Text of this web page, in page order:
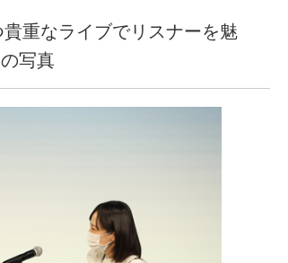
重なライブでリスナーを魅
写真